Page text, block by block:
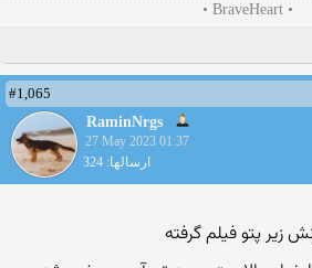
• BraveHeart •
#1,065
RaminNrgs
27 May 2023 01:37
ارسالها: 324
پتو فیلم گرفته